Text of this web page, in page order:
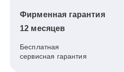
Фирменная гарантия
12 месяцев
Бесплатная
сервисная гарантия